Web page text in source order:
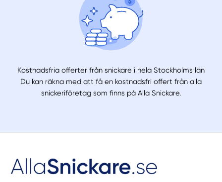
Kostnadsfria offerter från snickare i hela Stockholms län
Du kan räkna med att få en kostnadsfri offert från alla
snickeriföretag som finns på Alla Snickare.